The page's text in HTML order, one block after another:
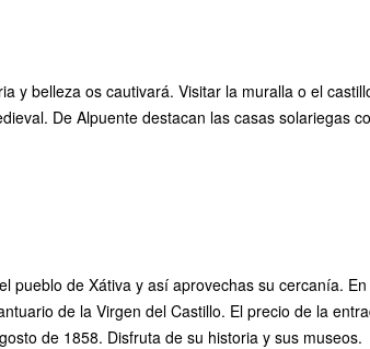
y belleza os cautivará. Visitar la muralla o el
De Alpuente destacan las casas solariegas
de Xátiva y así aprovechas su cercanía.
de la Virgen del Castillo. El precio de la
de 1858. Disfruta de su historia y sus museos.